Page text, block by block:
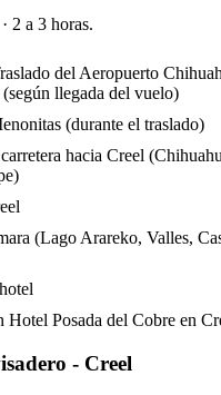
· 2 a 3 horas.
del Aeropuerto
llegada del vuelo)
(durante el traslado)
hacia Creel
(Lago Arareko, Valles,
Hotel Posada del Cobre en
- Creel